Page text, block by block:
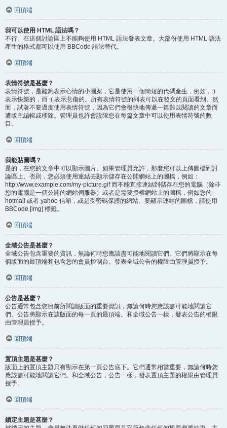
回頂端
我可以使用 HTML 語法嗎？
不行。在這個討論區上不能夠使用 HTML 語法發表文章。大部份使用 HTML 語法
產生的格式都可以使用 BBCode 語法替代。
回頂端
表情符號是甚麼？
表情符號，是能夠表示心情的小圖案，它是使用一個簡短的代碼產生，例如，:)
表示快樂的，而 :( 表示悲傷的。所有表情符號的列表可以在發文的頁面看到。然
而，試著不要過度使用表情符號，因為它們會很快地傳遞一篇難以閱讀的文章而
遭版主編輯或移除。管理員也許會設限您在每篇文章中可以使用表情符號的數
目。
回頂端
我能貼圖嗎？
是的，在您的文章中可以顯示圖片。如果管理員允許，那麼您可以上傳圖檔到討
論區上。否則，您必須使用連結去顯示儲存在公開網站上的圖檔，例如：
http://www.example.com/my-picture.gif 而不能直接連結到儲存在您的電腦（除非
您的電腦是一個公開的網站伺服器）或者是需要授權網站上的圖檔，例如您的
hotmail 或者 yahoo 信箱，或是受密碼保護的網站。要顯示連結的圖檔，請使用
BBCode [img] 標籤。
回頂端
全域公告是甚麼？
全域公告包含重要的資訊，無論何時您應該盡可能地閱讀它們。它們將顯示在每
個版面的最頂端和包含您的會員控制台。發表全域公告的權限由管理員授予。
回頂端
公告是甚麼？
公告通常包含您目前所閱讀版面的重要資訊，無論何時您應該盡可能地閱讀它
們。公告將顯示在該版面的每一頁的最頂端。和全域公告一樣，發表公告的權限
由管理員授予。
回頂端
置頂主題是甚麼？
版面上的置頂主題只有顯示在第一頁公告底下。它們通常相當重要，無論何時您
應該盡可能地閱讀它們。和全域公告，公告一樣，發表置頂主題的權限由管理員
授予。
回頂端
鎖定主題是甚麼？